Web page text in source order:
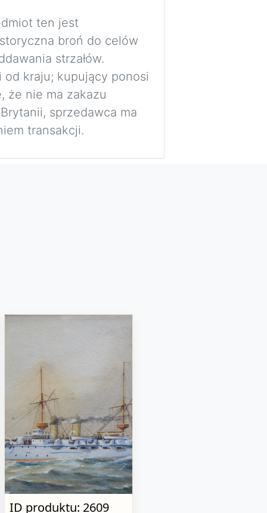
ten jest
broń do celów
strzałów.
kraju; kupujący ponosi
że nie ma zakazu
sprzedawca ma
transakcji.
ID produktu: 2609